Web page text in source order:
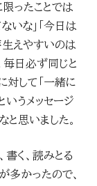
ったことでは
いな」「今日は
生えやすいのは
毎日必ず同じと
対して「一緒に
いうメッセージ
思いました。
く、読みとる
多かったので、